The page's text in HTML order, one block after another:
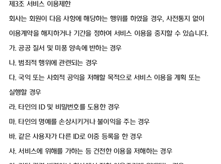
제3조 서비스 이용제한
회사는 회원이 다음 사항에 해당하는 행위를 하였을 경우, 사전통지 없이
이용계약을 해지하거나 기간을 정하여 서비스 이용을 중지할 수 있습니다.
가. 공공 질서 및 미풍 양속에 반하는 경우
나. 범죄적 행위에 관련되는 경우
다. 국익 또는 사회적 공익을 저해할 목적으로 서비스 이용을 계획 또는
실행할 경우
라. 타인의 ID 및 비밀번호를 도용한 경우
마. 타인의 명예를 손상시키거나 불이익을 주는 경우
바. 같은 사용자가 다른 ID로 이중 등록을 한 경우
사. 서비스에 위해를 가하는 등 건전한 이용을 저해하는 경우